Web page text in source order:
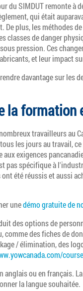
du SIMDUT remonte à
qui était
De plus, les méthodes
classes de danger
pression. Ces
et leur impact
davantage sur les
la formation
travailleurs au
les jours au travail,
aux exigences
pas spécifique à
été réussis et aussi
unedémo gratuite de
des options de
comme des fiches de
/ élimination, des
anglais ou en français.
la langue souhaitée.